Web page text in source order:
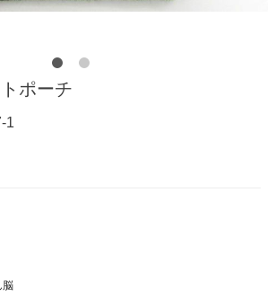
ポーチ
1
脳